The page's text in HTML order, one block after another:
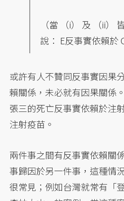
（當 （i） 及 （ii）
說： E反事實依賴於 C
或許有人不贊同反事實因果
賴關係，未必就有因果關係
張三的死亡反事實依賴於注
注射疫苗。
兩件事之間有反事實依賴關
事歸因於另一件事，這種情
很常見；例如台灣就常有「